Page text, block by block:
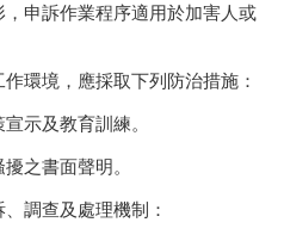
申訴作業程序適用於加害人或
環境，應採取下列防治措施：
示及教育訓練。
之書面聲明。
調查及處理機制：